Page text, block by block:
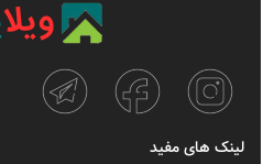
لینک های مفید